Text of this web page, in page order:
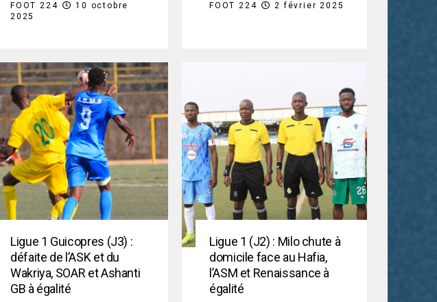
FOOT 224
10 octobre
2025
FOOT 224 2 février 2025
Ligue 1 Guicopres (J3) :
défaite de l’ASK et du
Wakriya, SOAR et Ashanti
GB à égalité
Ligue 1 (J2) : Milo chute à
domicile face au Hafia,
l’ASM et Renaissance à
égalité